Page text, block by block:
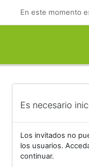
En este momento
Es necesario
Los invitados no
los usuarios.
continuar.